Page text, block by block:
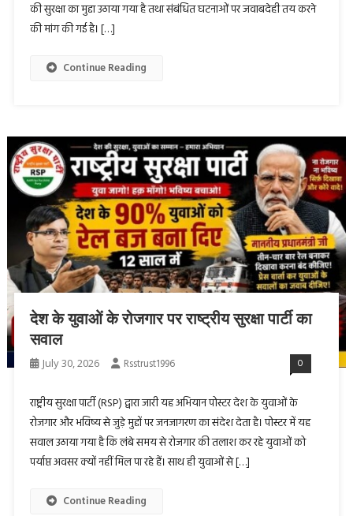
की सुरक्षा का मुद्दा उठाया गया है तथा संबंधित घटनाओं पर जवाबदेही तय करने
की मांग की गई है। […]
Continue Reading
देश के युवाओं के रोजगार पर राष्ट्रीय सुरक्षा पार्टी का
सवाल
July 30, 2026 Rsstrust1996 0
राष्ट्रीय सुरक्षा पार्टी (RSP) द्वारा जारी यह अभियान पोस्टर देश के युवाओं के
रोजगार और भविष्य से जुड़े मुद्दों पर जनजागरण का संदेश देता है। पोस्टर में यह
सवाल उठाया गया है कि लंबे समय से रोजगार की तलाश कर रहे युवाओं को
पर्याप्त अवसर क्यों नहीं मिल पा रहे हैं। साथ ही युवाओं से […]
Continue Reading